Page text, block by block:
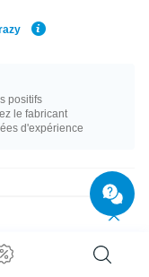
positifs
le fabricant
d'expérience
de 8 mm à 12 mm en
look !